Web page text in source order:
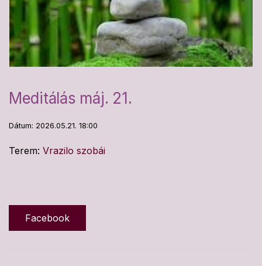
Meditálás máj. 21.
Dátum: 2026.05.21. 18:00
Terem: Vrazilo szobái
Facebook